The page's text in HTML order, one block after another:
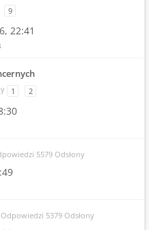
9
22:41
1 2
5579 Odsłony
5379 Odsłony